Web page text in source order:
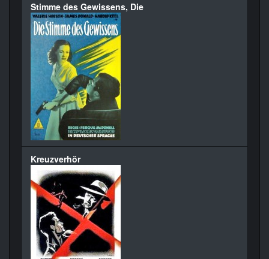
Stimme des Gewissens, Die
Kreuzverhör